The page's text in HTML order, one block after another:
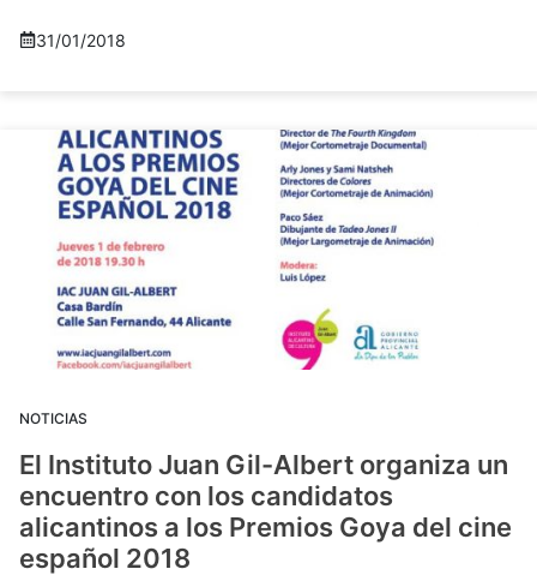
31/01/2018
NOTICIAS
El Instituto Juan Gil-Albert organiza un
encuentro con los candidatos
alicantinos a los Premios Goya del cine
español 2018